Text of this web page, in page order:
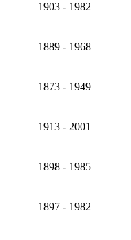
1903 - 1982
1889 - 1968
1873 - 1949
1913 - 2001
1898 - 1985
1897 - 1982